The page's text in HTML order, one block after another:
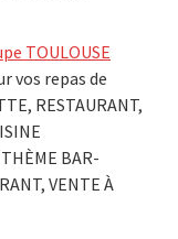
TOULOUSE
vos repas de
RESTAURANT,
BAR-
VENTE À